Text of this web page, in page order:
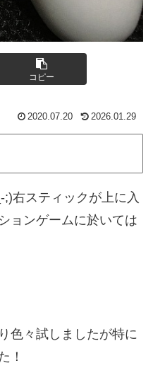
コピー
2020.07.20 2026.01.29
右スティックが上に入
ョンゲームに於いては
色々試しましたが特に
！